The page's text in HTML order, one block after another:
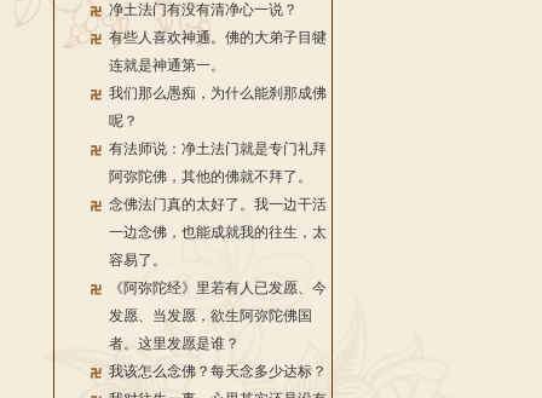
净土法门有没有清净心一说？
有些人喜欢神通。佛的大弟子目犍
连就是神通第一。
我们那么愚痴，为什么能刹那成佛
呢？
有法师说：净土法门就是专门礼拜
阿弥陀佛，其他的佛就不拜了。
念佛法门真的太好了。我一边干活
一边念佛，也能成就我的往生，太
容易了。
《阿弥陀经》里若有人已发愿、今
发愿、当发愿，欲生阿弥陀佛国
者。这里发愿是谁？
我该怎么念佛？每天念多少达标？